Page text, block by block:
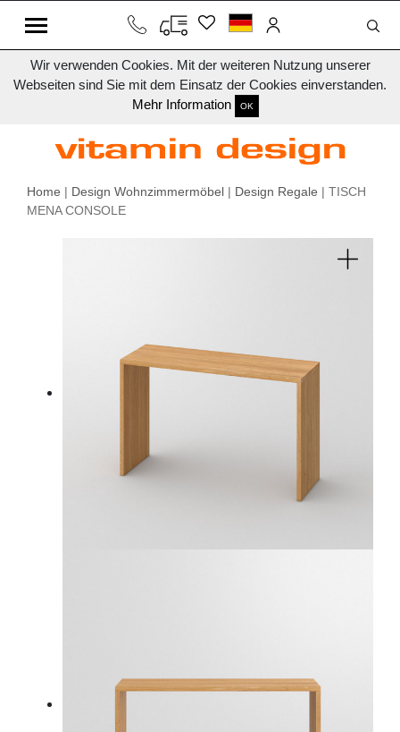
Wir verwenden Cookies. Mit der weiteren Nutzung unserer
Webseiten sind Sie mit dem Einsatz der Cookies einverstanden.
Mehr Information
OK
Home | Design Wohnzimmermöbel | Design Regale | TISCH
MENA CONSOLE